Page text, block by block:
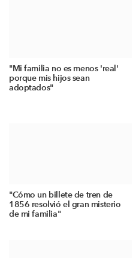
"Mi familia no es menos 'real'
porque mis hijos sean
adoptados"
"Cómo un billete de tren de
1856 resolvió el gran misterio
de mi familia"